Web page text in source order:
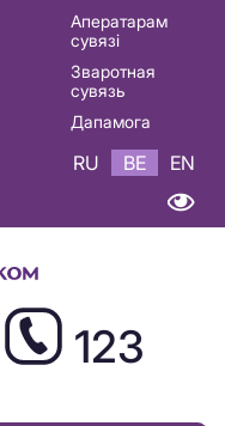
Аператарам
сувязі
Зваротная
сувязь
Дапамога
RU BE EN
123